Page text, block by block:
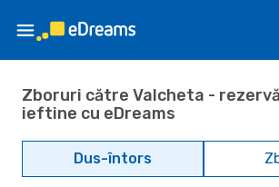
Zboruri către Valcheta -
ieftine cu eDreams
Dus-întors